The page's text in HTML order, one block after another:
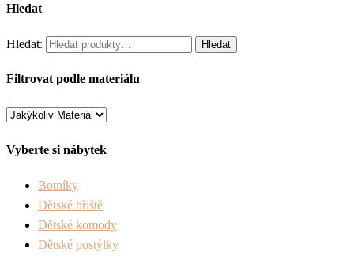
Hledat
Hledat: Hledat
Filtrovat podle materiálu
Vyberte si nábytek
Botníky
Dětské hřiště
Dětské komody
Dětské postýlky